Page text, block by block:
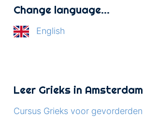
Change language…
English
Leer Grieks in Amsterdam
Cursus Grieks voor gevorderden